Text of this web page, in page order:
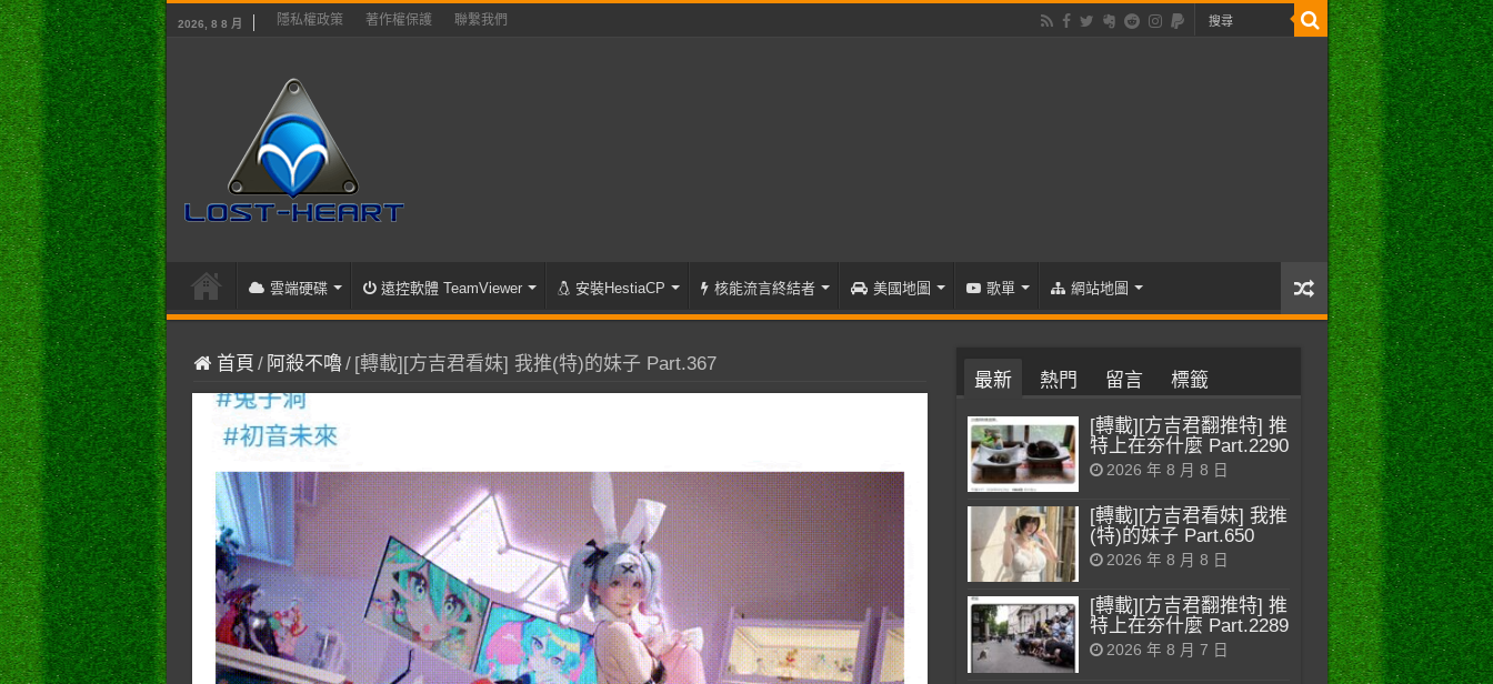
2026, 8 8 月 隱私權政策 著作權保護 聯繫我們
雲端硬碟 遠控軟體 TeamViewer 安裝HestiaCP 核能流言終結者 美國地圖 歌單 網站地圖
首頁 / 阿殺不嚕/ [轉載][方吉君看妹] 我推(特)的妹子 Part.367
最新 熱門 留言 標籤
[轉載][方吉君翻推特] 推
特上在夯什麼 Part.2290
2026 年 8 月 8 日
[轉載][方吉君看妹] 我推
(特)的妹子 Part.650
2026 年 8 月 8 日
[轉載][方吉君翻推特] 推
特上在夯什麼 Part.2289
2026 年 8 月 7 日